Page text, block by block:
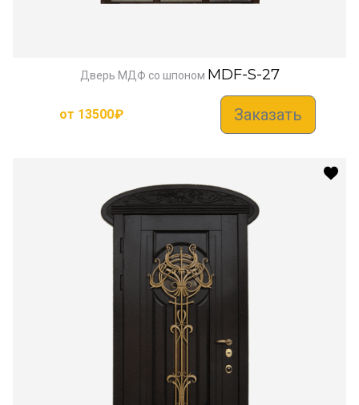
Дверь МДФ со шпоном MDF-S-27
от 13500₽ Заказать